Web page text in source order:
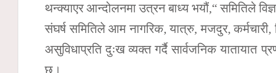
थन्क्याएर आन्दोलनमा उत्रन बाध्य भयौं,“ समितिले
संघर्ष समितिले आम नागरिक, यात्रु, मजदुर, कर्मचारी,
असुविधाप्रति दुःख व्यक्त गर्दै सार्वजनिक यातायात
छ।